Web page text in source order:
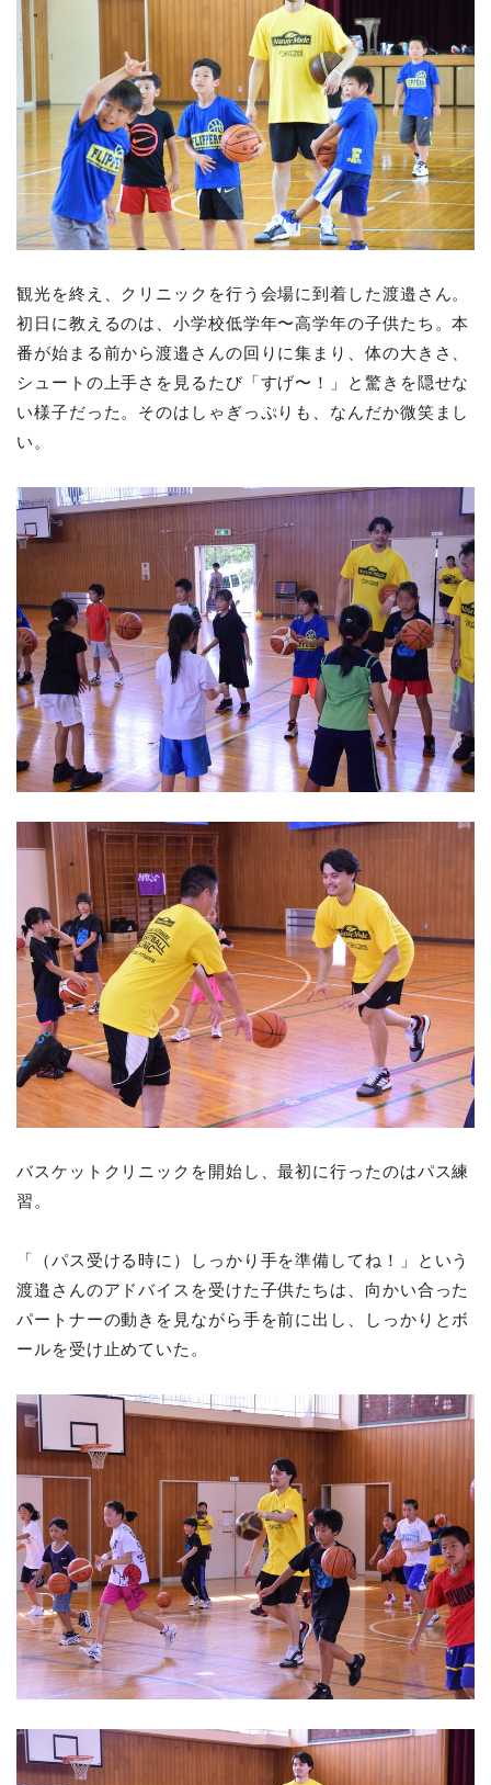
観光を終え、クリニックを行う会場に到着した渡邉さん。
初日に教えるのは、小学校低学年〜高学年の子供たち。本
番が始まる前から渡邉さんの回りに集まり、体の大きさ、
シュートの上手さを見るたび「すげ〜！」と驚きを隠せな
い様子だった。そのはしゃぎっぷりも、なんだか微笑まし
い。
バスケットクリニックを開始し、最初に行ったのはパス練
習。
「（パス受ける時に）しっかり手を準備してね！」という
渡邉さんのアドバイスを受けた子供たちは、向かい合った
パートナーの動きを見ながら手を前に出し、しっかりとボ
ールを受け止めていた。